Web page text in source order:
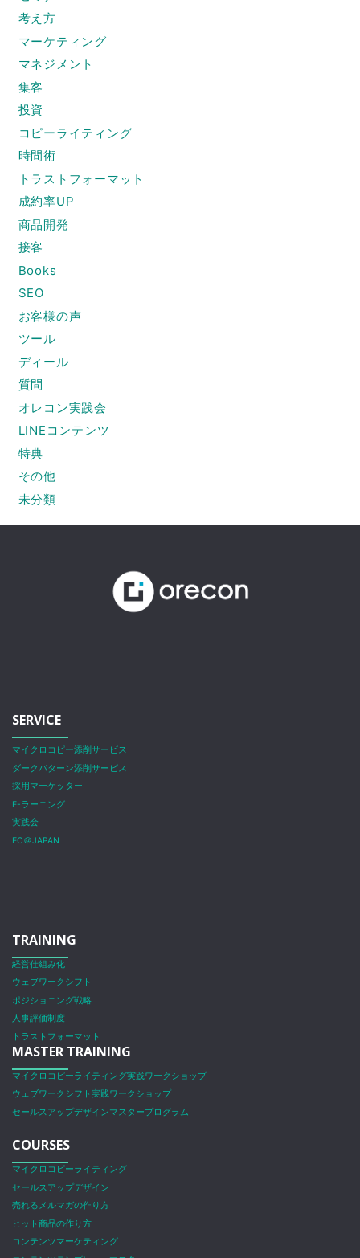
考え方
マーケティング
マネジメント
集客
投資
コピーライティング
時間術
トラストフォーマット
成約率UP
商品開発
接客
Books
SEO
お客様の声
ツール
ディール
質問
オレコン実践会
LINEコンテンツ
特典
その他
未分類
SERVICE
マイクロコピー添削サービス
ダークパターン添削サービス
採用マーケッター
E-ラーニング
実践会
EC＠JAPAN
TRAINING
経営仕組み化
ウェブワークシフト
ポジショニング戦略
人事評価制度
トラストフォーマット
MASTER TRAINING
マイクロコピーライティング実践ワークショップ
ウェブワークシフト実践ワークショップ
セールスアップデザインマスタープログラム
COURSES
マイクロコピーライティング
セールスアップデザイン
売れるメルマガの作り方
ヒット商品の作り方
コンテンツマーケティング